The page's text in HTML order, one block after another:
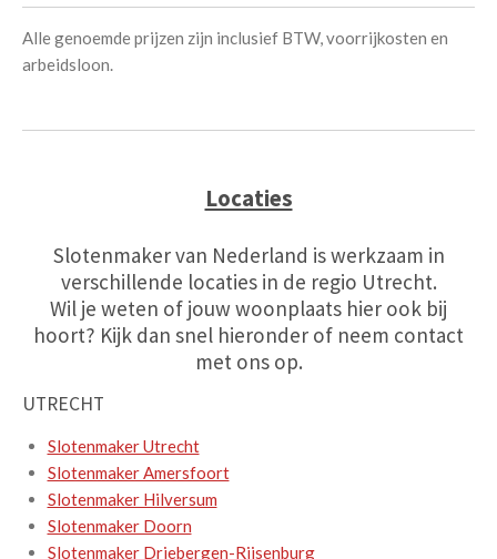
Alle genoemde prijzen zijn inclusief BTW, voorrijkosten en
arbeidsloon.
Locaties
Slotenmaker van Nederland is werkzaam in
verschillende locaties in de regio Utrecht.
Wil je weten of jouw woonplaats hier ook bij
hoort? Kijk dan snel hieronder of neem contact
met ons op.
UTRECHT
Slotenmaker Utrecht
Slotenmaker Amersfoort
Slotenmaker Hilversum
Slotenmaker Doorn
Slotenmaker Driebergen-Rijsenburg